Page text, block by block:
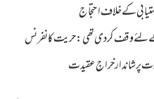
کے خلاف احتجاج
کے لئے وقف کردی تھی: حریت کانفرنس
پر شاندار خراجِ عقیدت